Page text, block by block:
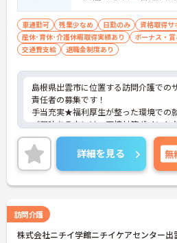
車通勤可 残業少なめ 日勤のみ 資格取得サ
産休･育休･介護休暇取得実績あり
ボーナス・賞
交通費支給
退職金制度あり
島根県出雲市に位置する訪問介護での
責任者の募集です！
手当充実★福利厚生が整った環境での
ご興味ある方には、面接対策ポイント
詳細をお話しいたしますのでお気軽に
い。
詳細を見る 無
訪問介護
株式会社ニチイ学館ニチイケアセンター出